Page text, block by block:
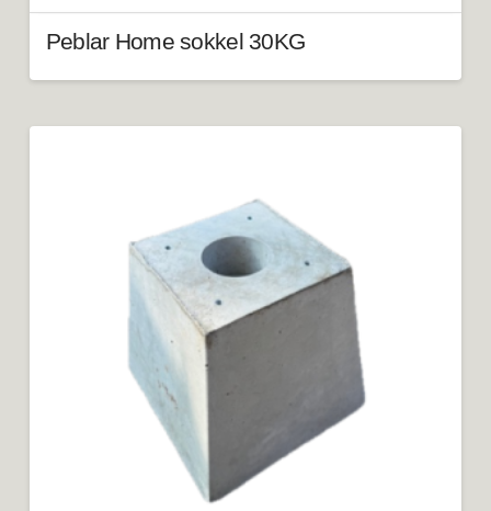
Peblar Home sokkel 30KG